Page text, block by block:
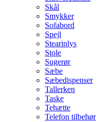
Skål
Smykker
Sofabord
Spejl
Stearinlys
Stole
Sugerør
Sæbe
Sæbedispenser
Tallerken
Taske
Tehætte
Telefon tilbehør